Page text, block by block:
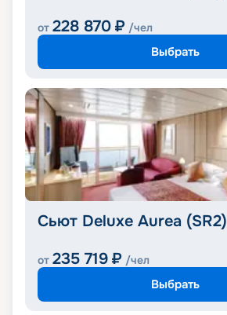
от 228 870 ₽ /чел
Выбрать
Сьют Deluxe Aurea (SR2)
от 235 719 ₽ /чел
Выбрать